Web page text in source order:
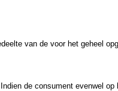
van de voor het geheel
de consument evenwel op